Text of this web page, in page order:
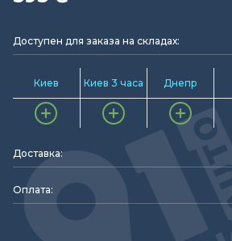
Доступен для заказа на складах:
Киев Киев 3 часа Днепр
Доставка:
Оплата: